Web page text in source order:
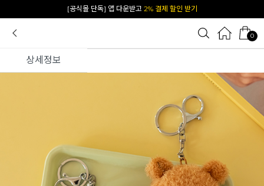
[공식몰 단독] 앱 다운받고 2% 결제 할인 받기
0
상세정보